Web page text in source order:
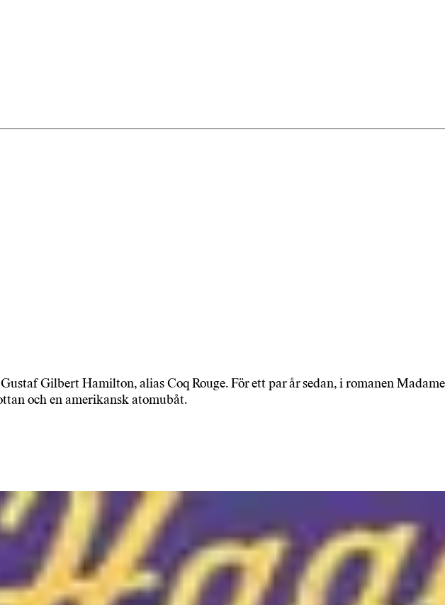
Gilbert Hamilton, alias Coq Rouge. För ett par år sedan, i romanen Madame
och en amerikansk atomubåt.